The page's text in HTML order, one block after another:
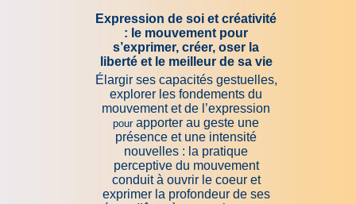
Expression de soi et créativité
: le mouvement pour
s’exprimer, créer, oser la
liberté et le meilleur de sa vie
Élargir ses capacités gestuelles,
explorer les fondements du
mouvement et de l’expression
pourapporter au geste une
présence et une intensité
nouvelles : la pratique
perceptive du mouvement
conduit à ouvrir le coeur et
exprimer la profondeur de ses